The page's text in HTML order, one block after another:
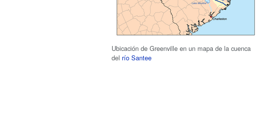
Ubicación de Greenville en un mapa de la cuenca
del río Santee